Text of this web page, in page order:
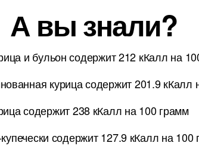
А вы знали?
и бульон содержит 212 кКалл на
курица содержит 201.9 кКалл
содержит 238 кКалл на 100 грамм
содержит 127.9 кКалл на 100